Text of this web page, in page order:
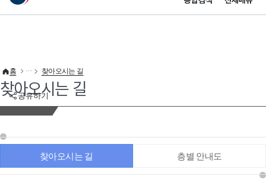
이 누리집은 대한민국 공식 전자정부 누리집입니다.
공유하기
홈 찾아오시는 길
찾아오시는 길
찾아오시는 길 층별 안내도